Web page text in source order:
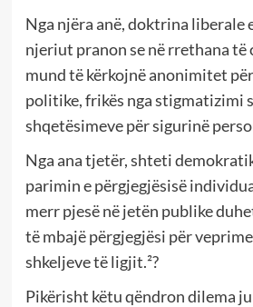
Nga njëra anë, doktrina liberale
njeriut pranon se në rrethana
mund të kërkojnë anonimitet
politike, frikës nga stigmatizimi
shqetësimeve për sigurinë
Nga ana tjetër, shteti
parimin e përgjegjësisë
merr pjesë në jetën publike
të mbajë përgjegjësi për
shkeljeve të ligjit.²?
Pikërisht këtu qëndron dilema